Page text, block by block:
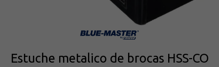
Estuche metalico de brocas HSS-CO